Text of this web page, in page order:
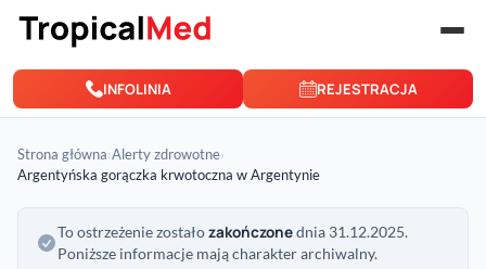
Przejdź do treści
INFOLINIA REJESTRACJA
Strona główna›Alerty zdrowotne›
Argentyńska gorączka krwotoczna w Argentynie
To ostrzeżenie zostałozakończonednia 31.12.2025.
Poniższe informacje mają charakter archiwalny.